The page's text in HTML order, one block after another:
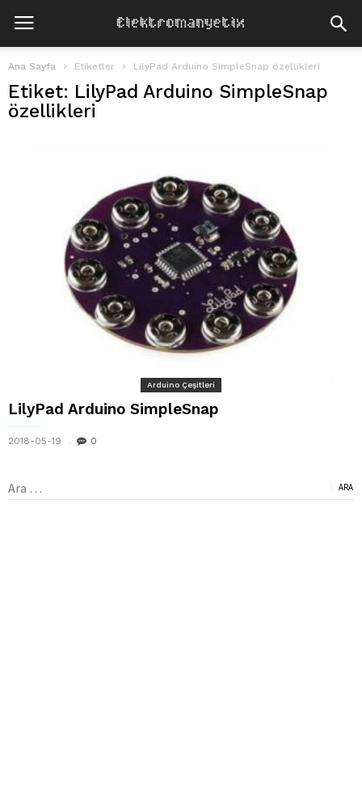
Ana Sayfa Etiketler LilyPad Arduino SimpleSnap özellikleri
Etiket: LilyPad Arduino SimpleSnap
özellikleri
Arduino Çeşitleri
LilyPad Arduino SimpleSnap
2018-05-19 0
Arama: